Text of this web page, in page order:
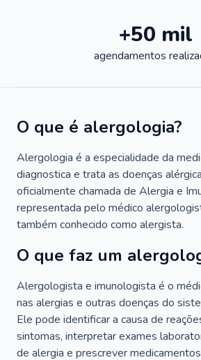
+50 mil
agendamentos
O que é alergologia?
Alergologia é a especialidade da
diagnostica e trata as doenças
oficialmente chamada de Alergia e
representada pelo médico
também conhecido como alergista.
O que faz um
Alergologista e imunologista é o
nas alergias e outras doenças do
Ele pode identificar a causa de
sintomas, interpretar exames
de alergia e prescrever